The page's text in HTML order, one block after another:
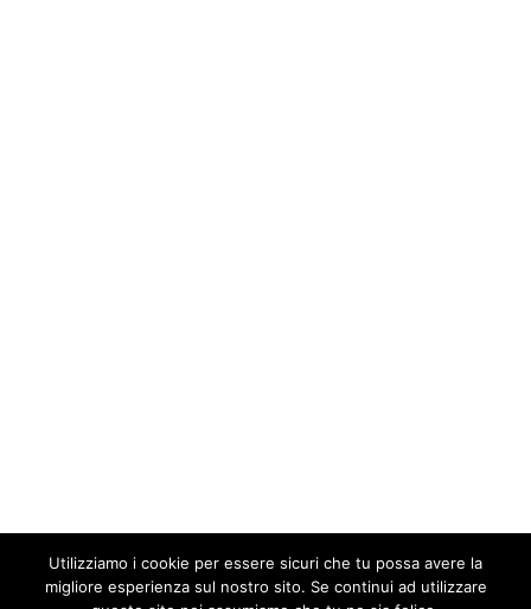
Utilizziamo i cookie per essere sicuri che tu possa avere la
migliore esperienza sul nostro sito. Se continui ad utilizzare